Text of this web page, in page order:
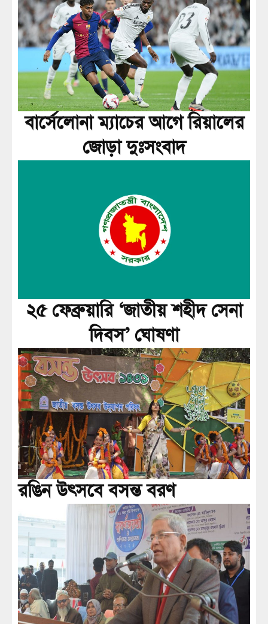
বার্সেলোনা ম্যাচের আগে রিয়ালের
জোড়া দুঃসংবাদ
২৫ ফেব্রুয়ারি ‘জাতীয় শহীদ সেনা
দিবস’ ঘোষণা
রঙিন উৎসবে বসন্ত বরণ